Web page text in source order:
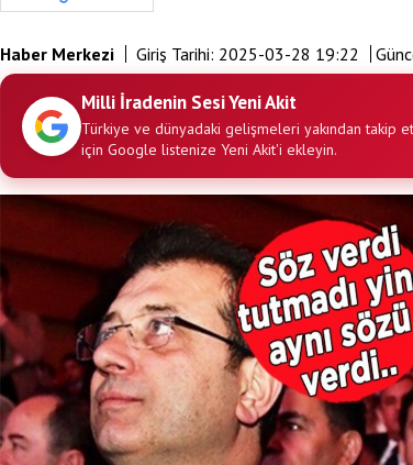
Haber Merkezi Giriş Tarihi: 2025-03-28 19:22
Milli İradenin Sesi Yeni Akit
Türkiye ve dünyadaki gelişmeleri yakından takip
için Google listenize Yeni Akit'i ekleyin.